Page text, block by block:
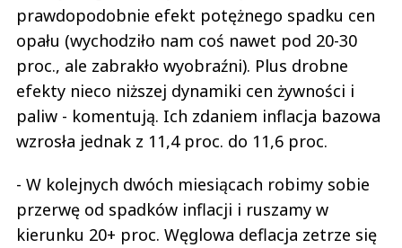
prawdopodobnie efekt potężnego spadku cen
opału (wychodziło nam coś nawet pod 20-30
proc., ale zabrakło wyobraźni). Plus drobne
efekty nieco niższej dynamiki cen żywności i
paliw - komentują. Ich zdaniem inflacja bazowa
wzrosła jednak z 11,4 proc. do 11,6 proc.
- W kolejnych dwóch miesiącach robimy sobie
przerwę od spadków inflacji i ruszamy w
kierunku 20+ proc. Węglowa deflacja zetrze się